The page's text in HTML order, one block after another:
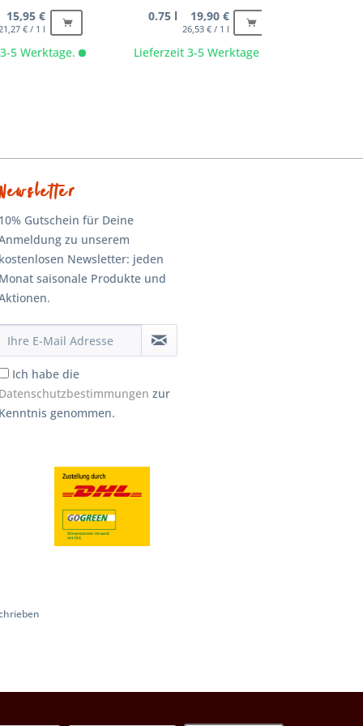
5 Werktage.
€
21,27 € / 1 l
Lieferzeit 3-5 Werktage
0.75 l 19,90 €
26,53 € / 1 l
10% Gutschein für Deine
zu unserem
kostenlosen Newsletter: jeden
Monat saisonale Produkte und
Ich habe die
Datenschutzbestimmungen zur
Kenntnis genommen.